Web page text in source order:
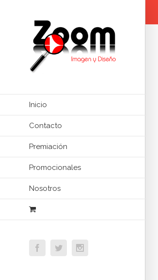
Inicio
Contacto
Premiación
Promocionales
Nosotros
FacebookTwitter